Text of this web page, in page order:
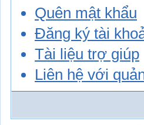
Quên mật khẩu
Đăng ký tài
Tài liệu trợ giúp
Liên hệ với